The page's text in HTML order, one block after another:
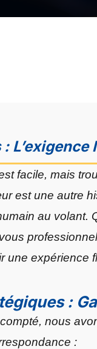
:
facile, mais
est une autre
au volant.
une expérience
:
nous
: